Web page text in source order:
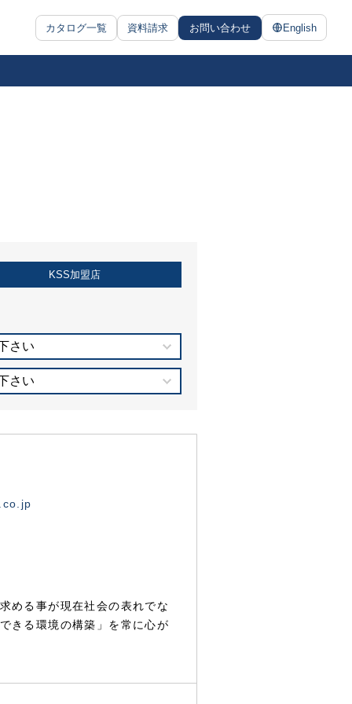
カタログ一覧 資料請求 お問い合わせ English
KSS加盟店
さい
さい
める事が現在社会の表れでな
きる環境の構築」を常に心が